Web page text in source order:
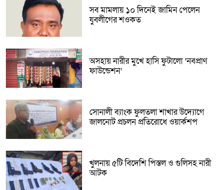
সব মামলায় ১০ দিনেই জামিন পেলেন
যুবলীগের শওকত
অসহায় নারীর মুখে হাসি ফুটালো ‘নবপ্রাণ
ফাউন্ডেশন’
সোনালী ব্যাংক ফুলতলা শাখার উদ্যোগে
জালনোট প্রচলন প্রতিরোধে ওয়ার্কশপ
খুলনায় ৫টি বিদেশি পিস্তল ও গুলিসহ নারী
আটক